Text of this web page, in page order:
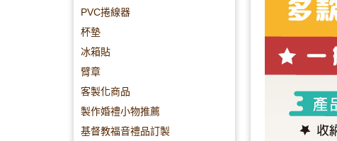
PVC捲線器
杯墊
冰箱貼
臂章
客製化商品
製作婚禮小物推薦
基督教福音禮品訂製